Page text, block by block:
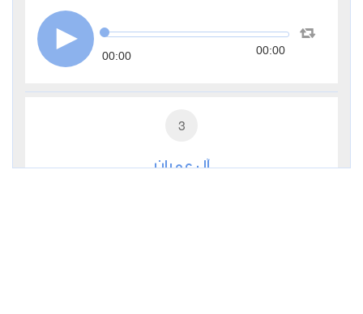
00:00 00:00
3
آل عمران